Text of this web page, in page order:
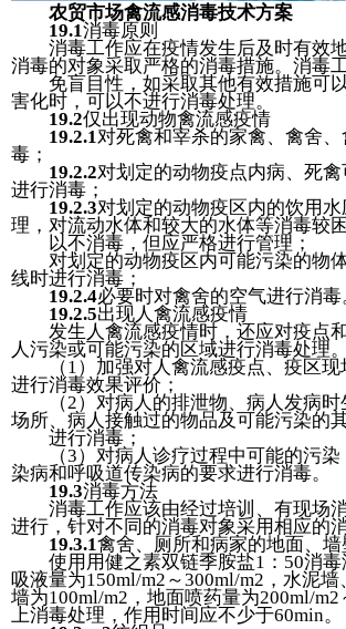
农贸市场禽流感消毒技术方案
19.1消毒原则
消毒工作应在疫情发生后及时有效
消毒的对象采取严格的消毒措施。消毒
免盲目性，如采取其他有效措施可
害化时，可以不进行消毒处理。
19.2仅出现动物禽流感疫情
19.2.1 对死禽和宰杀的家禽、禽舍
毒；
19.2.2对划定的动物疫点内病、死
进行消毒；
19.2.3对划定的动物疫区内的饮用
理，对流动水体和较大的水体等消毒较
以不消毒，但应严格进行管理；
对划定的动物疫区内可能污染的物
线时进行消毒；
19.2.4必要时对禽舍的空气进行消毒
19.2.5出现人禽流感疫情
发生人禽流感疫情时，还应对疫点
人污染或可能污染的区域进行消毒处理。
（1）加强对人禽流感疫点、疫区现
进行消毒效果评价；
（2）对病人的排泄物、病人发病时
场所、病人接触过的物品及可能污染的
进行消毒；
（3）对病人诊疗过程中可能的污染
染病和呼吸道传染病的要求进行消毒。
19.3消毒方法
消毒工作应该由经过培训、有现场
进行，针对不同的消毒对象采用相应的消
19.3.1禽舍、厕所和病家的地面、墙
使用用健之素双链季胺盐1：50消毒
吸液量为150ml/m2～300ml/m2，水泥
墙为100ml/m2，地面喷药量为200ml/m2
上消毒处理，作用时间应不少于60min。